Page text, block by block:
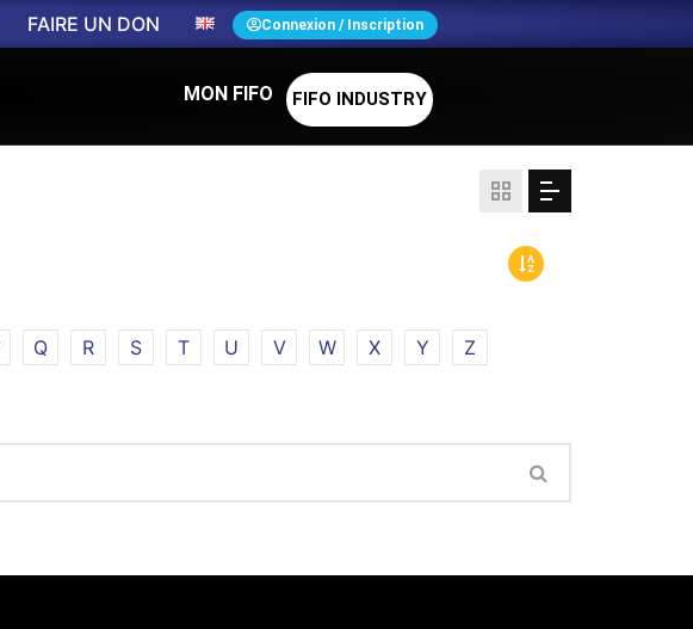
FAIRE UN DON Connexion / Inscription
MON FIFO FIFO INDUSTRY
Q R S T U V W X Y Z